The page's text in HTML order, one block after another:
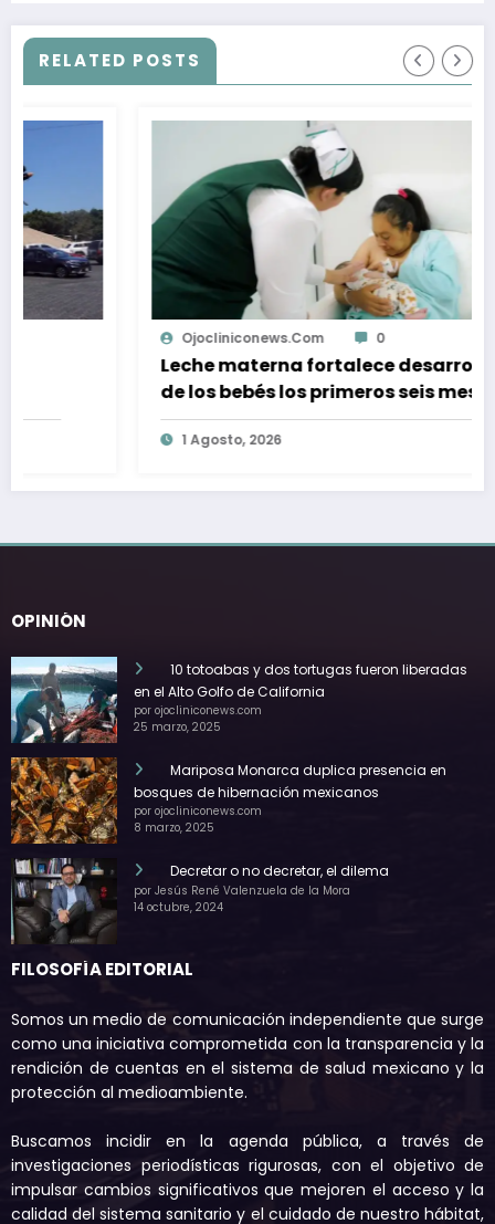
RELATED POSTS
Ojocliniconews.com 0
Leche materna fortalece desarrollo
de los bebés los primeros seis meses
de vida: IMSS
1 Agosto, 2026
OPINIÓN
10 totoabas y dos tortugas fueron liberadas
en el Alto Golfo de California
por ojocliniconews.com
25 marzo, 2025
Mariposa Monarca duplica presencia en
bosques de hibernación mexicanos
por ojocliniconews.com
8 marzo, 2025
Decretar o no decretar, el dilema
por Jesús René Valenzuela de la Mora
14 octubre, 2024
FILOSOFÍA EDITORIAL
Somos un medio de comunicación independiente que surge
como una iniciativa comprometida con la transparencia y la
rendición de cuentas en el sistema de salud mexicano y la
protección al medioambiente.
Buscamos incidir en la agenda pública, a través de
investigaciones periodísticas rigurosas, con el objetivo de
impulsar cambios significativos que mejoren el acceso y la
calidad del sistema sanitario y el cuidado de nuestro hábitat,